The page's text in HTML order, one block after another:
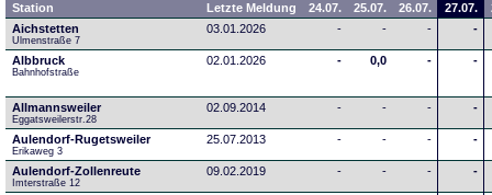
Station Letzte Meldung 24.07. 25.07. 26.07. 27.07.
Aichstetten
Ulmenstraße 7
03.01.2026 - - - -
Albbruck
Bahnhofstraße
02.01.2026 - 0,0 - -
Allmannsweiler
Eggatsweilerstr.28
02.09.2014 - - - -
Aulendorf-Rugetsweiler
Erikaweg 3
25.07.2013 - - - -
Aulendorf-Zollenreute
Imterstraße 12
09.02.2019 - - - -